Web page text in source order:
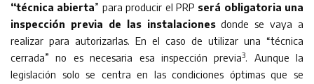
“técnica abierta” para producir el PRP será obligatoria una
inspección previa de las instalacionesdonde se vaya a
realizar para autorizarlas. En el caso de utilizar una “técnica
cerrada” no es necesaria esa inspección previa3. Aunque la
legislación solo se centra en las condiciones óptimas que se